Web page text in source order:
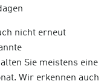
nicht erneut
Sie meistens eine
Wir erkennen auch